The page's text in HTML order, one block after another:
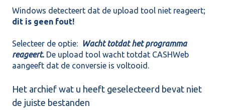
Windows detecteert dat de upload tool niet reageert;
dit is geen fout!
Selecteer de optie: Wacht totdat het programma
reageert. De upload tool wacht totdat CASHWeb
aangeeft dat de conversie is voltooid.
Het archief wat u heeft geselecteerd bevat niet
de juiste bestanden